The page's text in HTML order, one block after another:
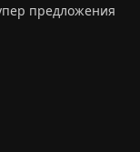
предложения